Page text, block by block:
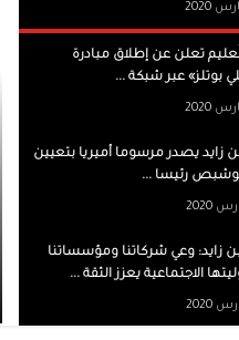
تعلن عن إطلاق مبادرة
بوتلز» عبر شبكة ...
زايد يصدر مرسوما أميريا بتعيين
رئيسا ...
زايد: وعي شركاتنا ومؤسساتنا
الاجتماعية يعزز الثقة ...
الدعاوى الجزائية بكافة